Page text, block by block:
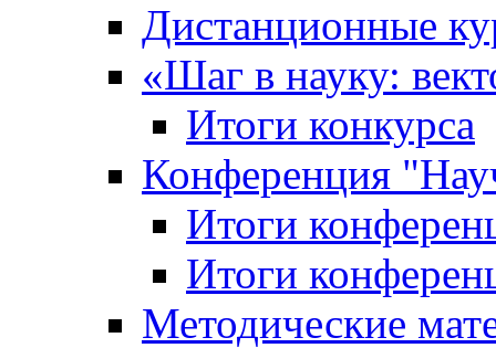
Дистанционные
«Шаг в науку:
Итоги конкурса
Конференция
Итоги
Итоги
Методические